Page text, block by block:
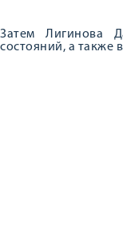
Затем Лигинова
состояний, а также